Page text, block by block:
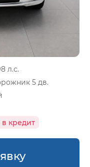
л.с.
5 дв.
кредит